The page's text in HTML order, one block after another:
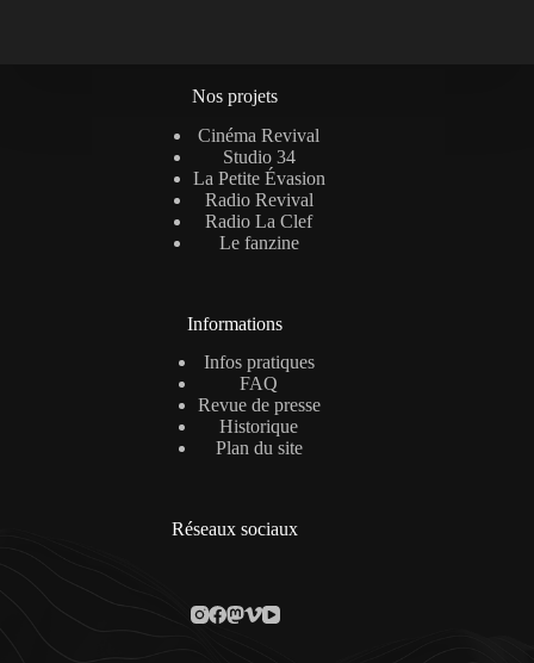
Nos projets
Cinéma Revival
Studio 34
La Petite Évasion
Radio Revival
Radio La Clef
Le fanzine
Informations
Infos pratiques
FAQ
Revue de presse
Historique
Plan du site
Réseaux sociaux